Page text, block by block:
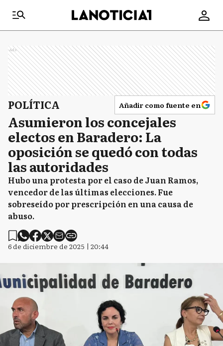
Ads
POLÍTICA Añadir como fuente en
Asumieron los concejales
electos en Baradero: La
oposición se quedó con todas
las autoridades
Hubo una protesta por el caso de Juan Ramos,
vencedor de las últimas elecciones. Fue
sobreseído por prescripción en una causa de
abuso.
6 de diciembre de 2025 | 20:44